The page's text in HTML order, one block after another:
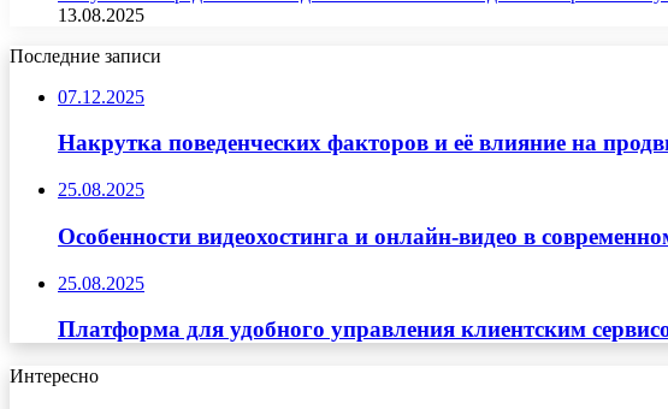
13.08.2025
Последние записи
07.12.2025
Накрутка поведенческих факторов и её влияние на
25.08.2025
Особенности видеохостинга и онлайн-видео в
25.08.2025
Платформа для удобного управления клиентским
Интересно